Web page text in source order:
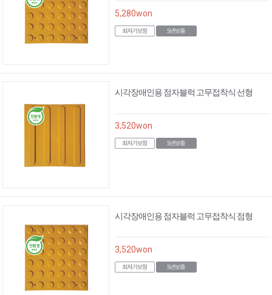
5,280won
시각장애인용 점자블럭 고무접착식 선형
3,520won
시각장애인용 점자블럭 고무접착식 점형
3,520won